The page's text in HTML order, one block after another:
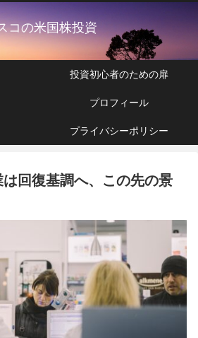
コの米国株投資
投資初心者のための扉
プロフィール
プライバシーポリシー
回復基調へ、この先の景